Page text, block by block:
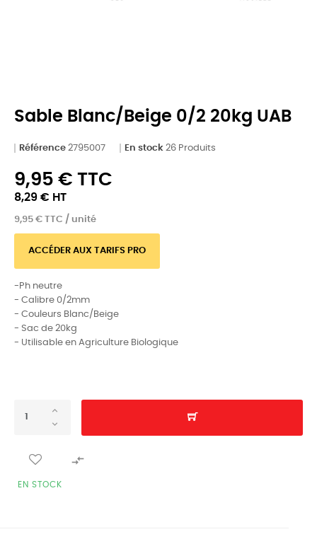
Sable Blanc/beige 0/2 20kg UAB
Référence 2795007 En stock 26 Produits
9,95 € TTC
8,29 € HT
9,95 € TTC / unité
ACCÉDER AUX TARIFS PRO
-Ph neutre
- Calibre 0/2mm
- Couleurs Blanc/Beige
- Sac de 20kg
- Utilisable en Agriculture Biologique

EN STOCK